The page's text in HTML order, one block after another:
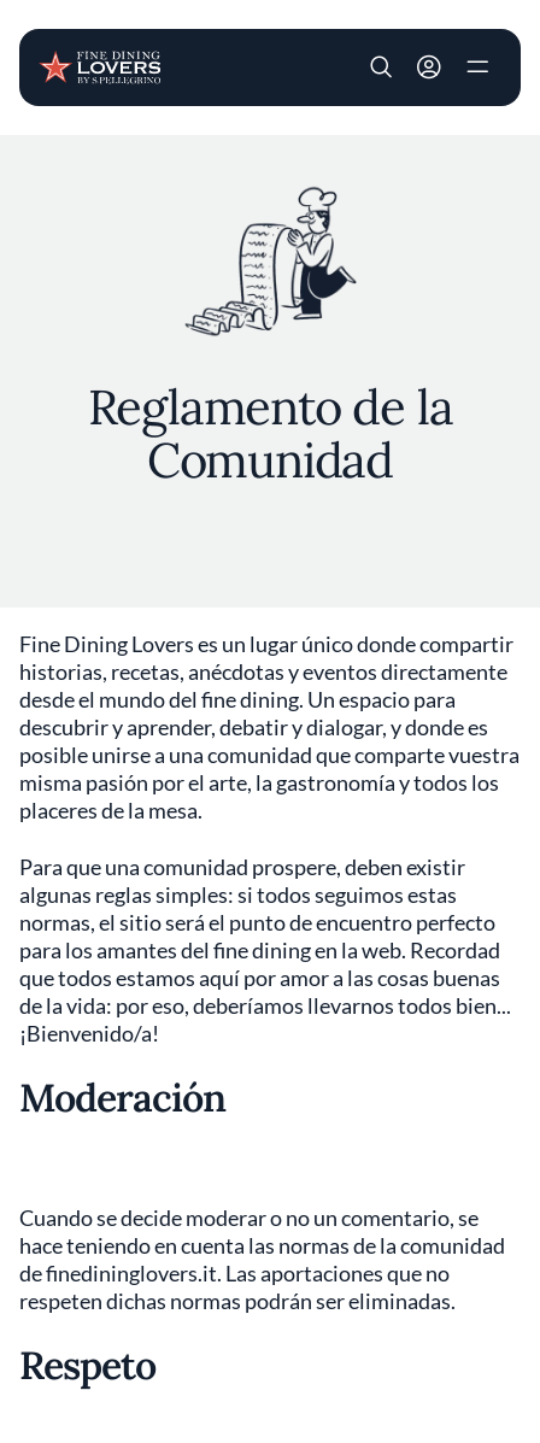
User account
Reglamento de la
Comunidad
Fine Dining Lovers es un lugar único donde compartir
historias, recetas, anécdotas y eventos directamente
desde el mundo del fine dining. Un espacio para
descubrir y aprender, debatir y dialogar, y donde es
posible unirse a una comunidad que comparte vuestra
misma pasión por el arte, la gastronomía y todos los
placeres de la mesa.
Para que una comunidad prospere, deben existir
algunas reglas simples: si todos seguimos estas
normas, el sitio será el punto de encuentro perfecto
para los amantes del fine dining en la web. Recordad
que todos estamos aquí por amor a las cosas buenas
de la vida: por eso, deberíamos llevarnos todos bien...
¡Bienvenido/a!
Moderación
Cuando se decide moderar o no un comentario, se
hace teniendo en cuenta las normas de la comunidad
de finedininglovers.it. Las aportaciones que no
respeten dichas normas podrán ser eliminadas.
Respeto